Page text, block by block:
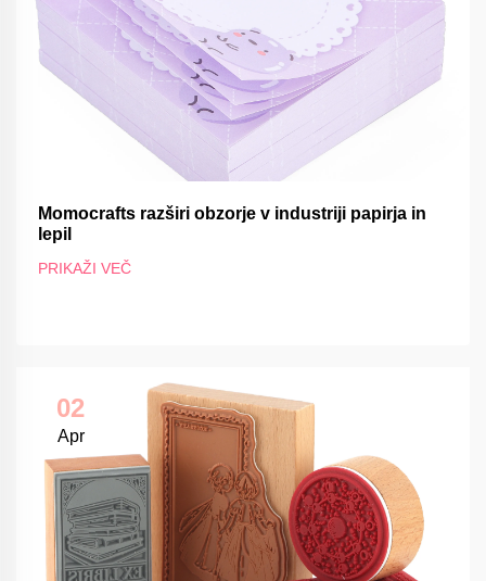
Momocrafts razširi obzorje v industriji papirja in
lepil
PRIKAŽI VEČ
02
Apr